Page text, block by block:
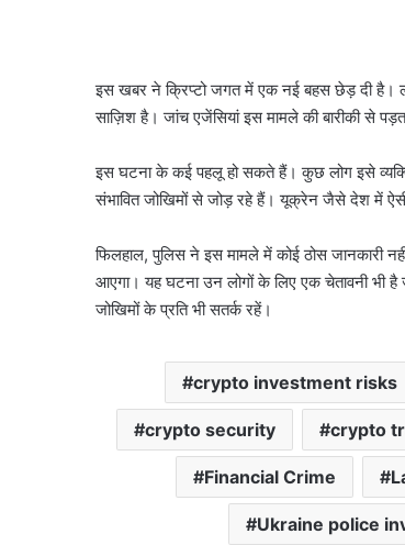
इस खबर ने क्रिप्टो जगत में एक नई बहस छेड़ दी है।
साज़िश है। जांच एजेंसियां इस मामले की बारीकी से
इस घटना के कई पहलू हो सकते हैं। कुछ लोग इसे
संभावित जोखिमों से जोड़ रहे हैं। यूक्रेन जैसे देश में
फिलहाल, पुलिस ने इस मामले में कोई ठोस जानकारी
आएगा। यह घटना उन लोगों के लिए एक चेतावनी भी
जोखिमों के प्रति भी सतर्क रहें।
crypto investment risks
crypto security crypto
Financial Crime
Ukraine police